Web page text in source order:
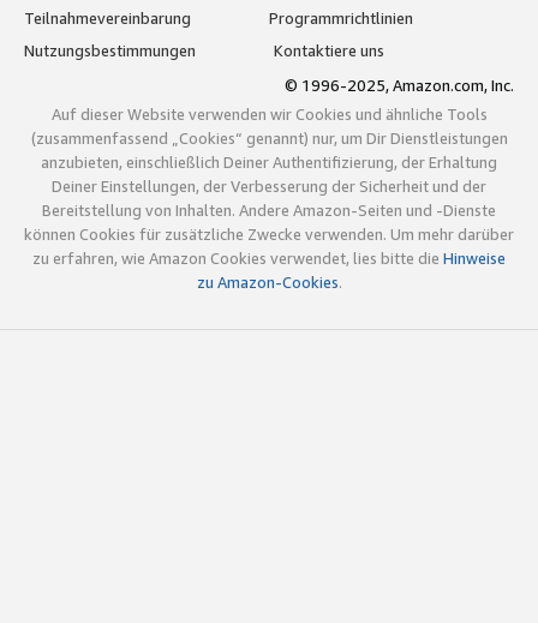
Teilnahmevereinbarung
Programmrichtlinien
Nutzungsbestimmungen
Kontaktiere uns
© 1996-2025, Amazon.com, Inc.
Auf dieser Website verwenden wir Cookies und ähnliche Tools
(zusammenfassend „Cookies“ genannt) nur, um Dir Dienstleistungen
anzubieten, einschließlich Deiner Authentifizierung, der Erhaltung
Deiner Einstellungen, der Verbesserung der Sicherheit und der
Bereitstellung von Inhalten. Andere Amazon-Seiten und -Dienste
können Cookies für zusätzliche Zwecke verwenden. Um mehr darüber
zu erfahren, wie Amazon Cookies verwendet, lies bitte die Hinweise
zu Amazon-Cookies.